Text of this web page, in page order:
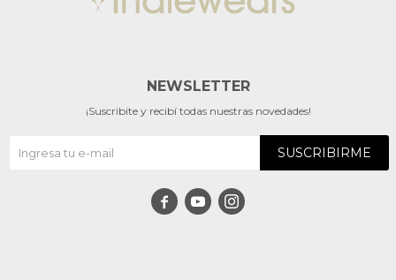
NEWSLETTER
¡Suscribite y recibí todas nuestras novedades!
SUSCRIBIRME
  